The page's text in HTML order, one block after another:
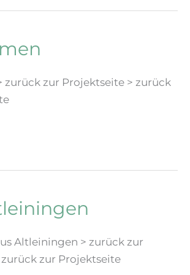
zurück zur Projektseite > zurück
Altleiningen > zurück zur
zur Projektseite